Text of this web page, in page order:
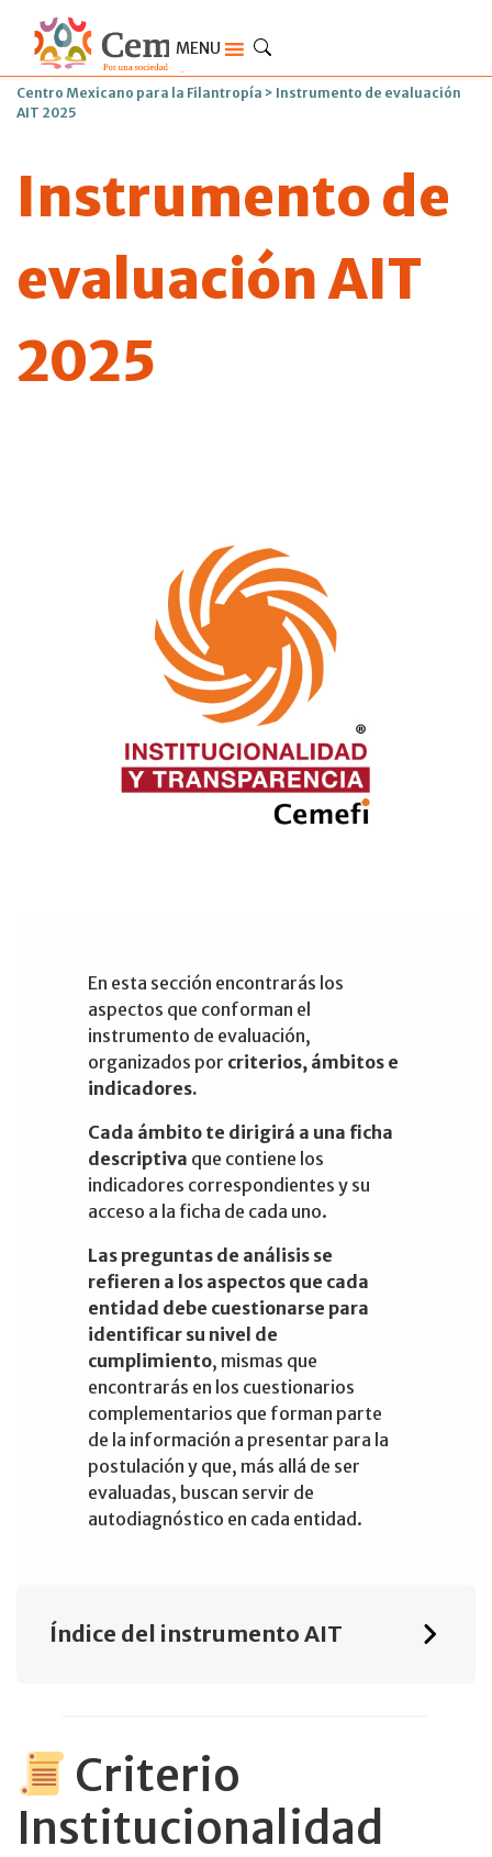
MENU
Centro Mexicano para la Filantropía > Instrumento de evaluación
AIT 2025
Instrumento de
evaluación AIT
2025
En esta sección encontrarás los
aspectos que conforman el
instrumento de evaluación,
organizados por criterios, ámbitos e
indicadores.
Cada ámbito te dirigirá a una ficha
descriptiva que contiene los
indicadores correspondientes y su
acceso a la ficha de cada uno.
Las preguntas de análisis se
refieren a los aspectos que cada
entidad debe cuestionarse para
identificar su nivel de
cumplimiento, mismas que
encontrarás en los cuestionarios
complementarios que forman parte
de la información a presentar para la
postulación y que, más allá de ser
evaluadas, buscan servir de
autodiagnóstico en cada entidad.
Índice del instrumento AIT
Criterio
Institucionalidad